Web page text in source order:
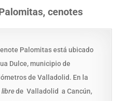
cenotes
Palomitas está ubicado
Dulce, municipio de
de Valladolid. En la
librede Valladolid a Cancún,